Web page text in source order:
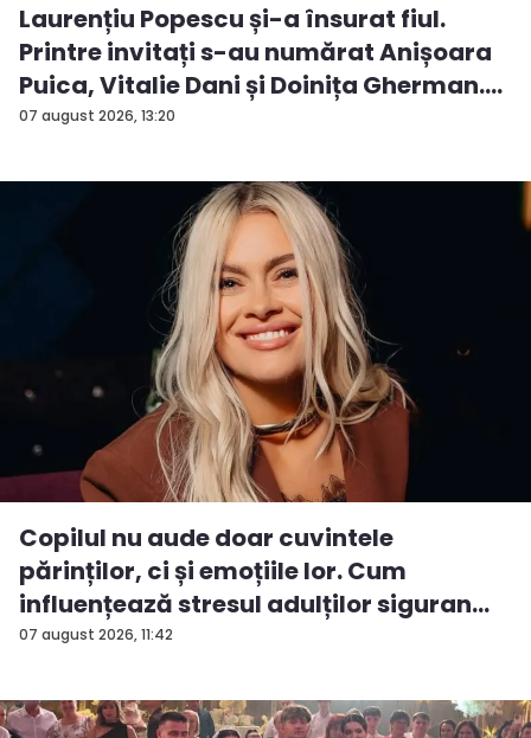
07 august 2026, 13:20
Laurențiu Popescu și-a însurat fiul.
Printre invitați s-au numărat Anișoara
Puica, Vitalie Dani și Doinița Gherman.
P...
07 august 2026, 11:42
Copilul nu aude doar cuvintele
părinților, ci și emoțiile lor. Cum
influențează stresul adulților siguran...